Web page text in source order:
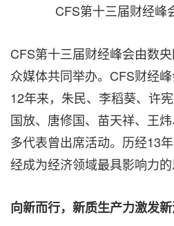
CFS第十三届财经峰
CFS第十三届财经峰会由数
众媒体共同举办。CFS财经
12年来，朱民、李稻葵、许
国放、唐修国、苗天祥、王
多代表曾出席活动。历经13
经成为经济领域最具影响力的
向新而行，新质生产力激发